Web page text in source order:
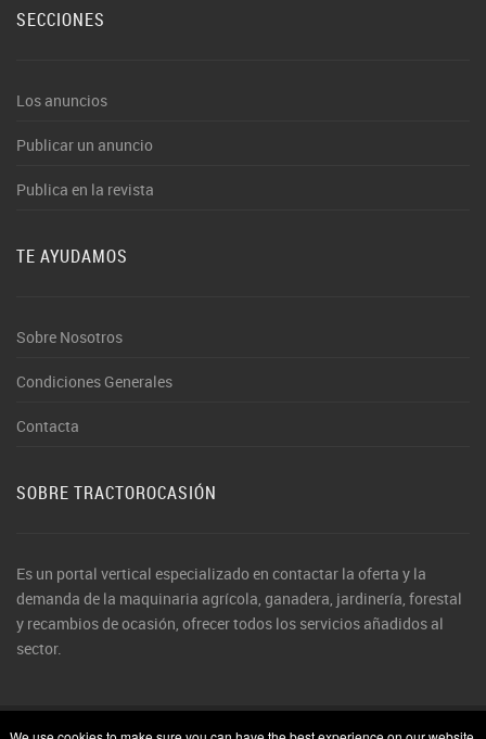
SECCIONES
Los anuncios
Publicar un anuncio
Publica en la revista
TE AYUDAMOS
Sobre Nosotros
Condiciones Generales
Contacta
SOBRE TRACTOROCASIÓN
Es un portal vertical especializado en contactar la oferta y la
demanda de la maquinaria agrícola, ganadera, jardinería, forestal
y recambios de ocasión, ofrecer todos los servicios añadidos al
sector.